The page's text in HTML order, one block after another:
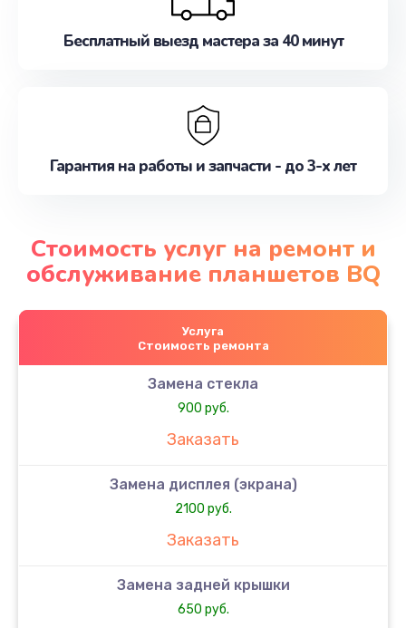
Бесплатный выезд мастера за 40 минут
Гарантия на работы и запчасти - до 3-х лет
Стоимость услуг на ремонт и
обслуживание планшетов BQ
Услуга
Стоимость ремонта
Замена стекла
900 руб.
Заказать
Замена дисплея (экрана)
2100 руб.
Заказать
Замена задней крышки
650 руб.